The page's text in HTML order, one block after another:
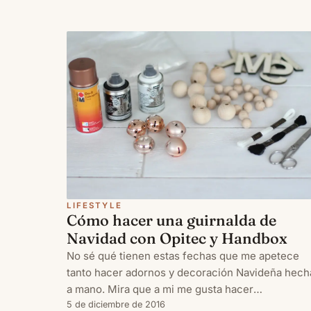
LIFESTYLE
Cómo hacer una guirnalda de
Navidad con Opitec y Handbox
No sé qué tienen estas fechas que me apetece
tanto hacer adornos y decoración Navideña
a mano. Mira que a mi me gusta hacer
manualidades, y todavía más subirlas al blog para
5 de diciembre de 2016